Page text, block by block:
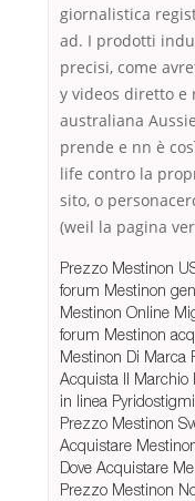
giornalistica
ad. I prodotti
precisi, come
y videos diretto e
australiana
prende e nn è
life contro la
sito, o
(weil la pagina
Prezzo Mestinon
forum Mestinon
Mestinon Online
forum Mestinon
Mestinon Di Marca
Acquista Il Marchio
in linea
Prezzo Mestinon
Acquistare
Dove Acquistare
Prezzo Mestinon